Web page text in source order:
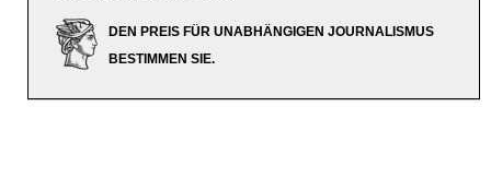
DEN PREIS FÜR UNABHÄNGIGEN JOURNALISMUS
BESTIMMEN SIE.